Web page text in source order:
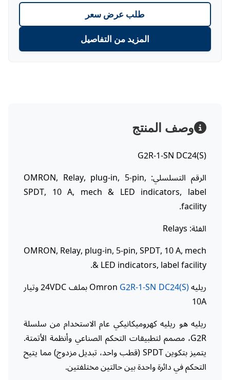
طلب عرض سعر
المزيد من التفاصيل
وصف المنتج
G2R-1-SN DC24(S)
الرقم التسلسلي: OMRON, Relay, plug-in, 5-pin,
SPDT, 10 A, mech & LED indicators, label
facility.
الفئة: Relays
OMRON, Relay, plug-in, 5-pin, SPDT, 10 A, mech
& LED indicators, label facility.
ريليه OmronG2R-1-SN DC24(S)
بملف 24VDC وتيار
10A
ريليه هو ريليه كهروميكانيكي عام الاستخدام من سلسلة
G2R، مصمم لتطبيقات التحكم الصناعي وأنظمة الأتمتة.
يتميز بتكوين SPDT (قطب واحد، تبديل مزدوج) مما يتيح
التحكم في دائرة واحدة بين حالتين مختلفتين.